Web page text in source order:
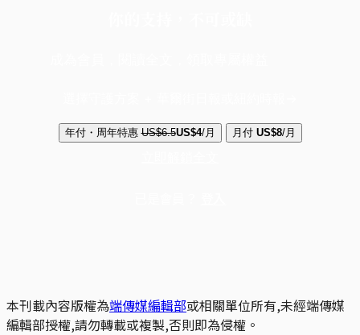
年付・周年特惠 US$6.5US$4/月 月付 US$8/月
本刊載內容版權為端傳媒編輯部或相關單位所有,未經端傳媒
編輯部授權,請勿轉載或複製,否則即為侵權。